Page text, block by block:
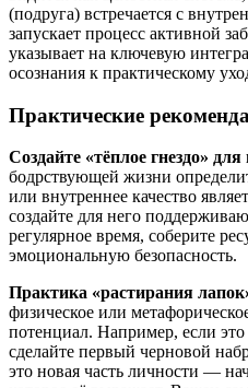
(подруга) встречается с
запускает процесс активной
указывает на ключевую
осознания к практическому
Практические
Создайте «тёплое гнездо»
бодрствующей жизни
или внутреннее качество
создайте для него
регулярное время, соберите
эмоциональную безопасность.
Практика «растирания
физическое или
потенциал. Например, если
сделайте первый черновой
это новая часть личности —